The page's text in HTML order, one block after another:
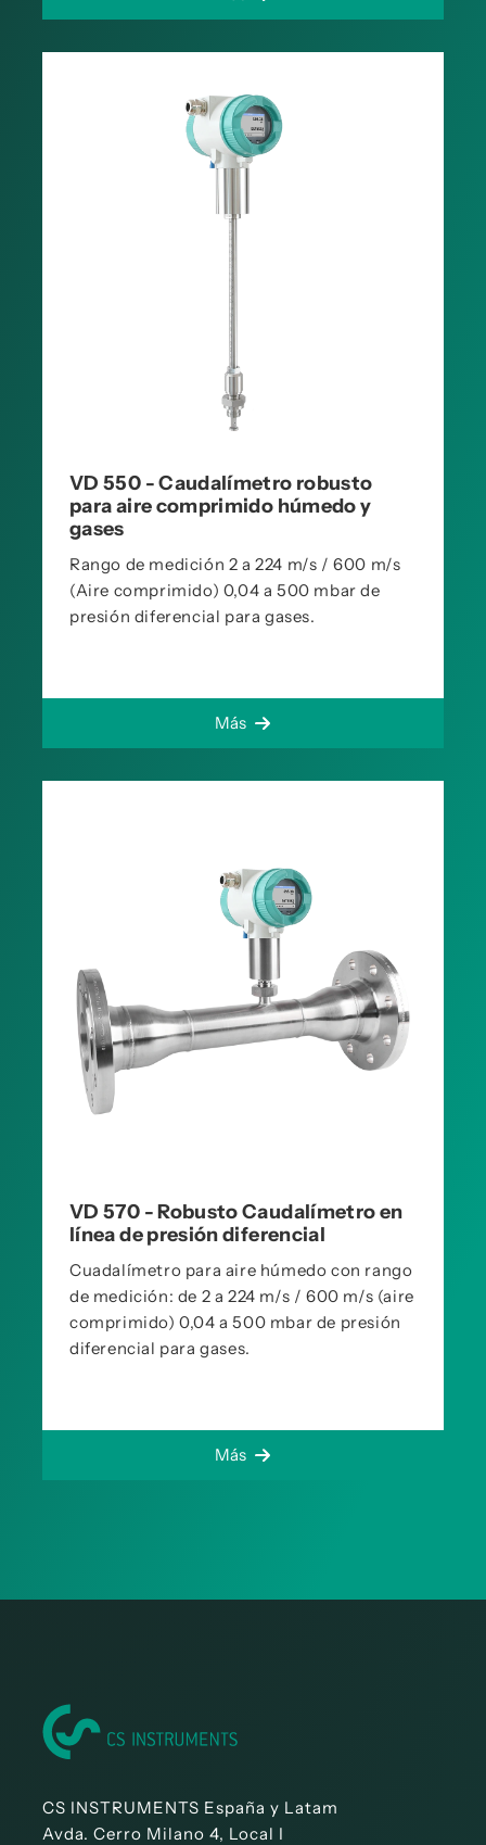
VD 550 - Caudalímetro robusto
para aire comprimido húmedo y
gases
Rango de medición 2 a 224 m/s / 600 m/s
(Aire comprimido) 0,04 a 500 mbar de
presión diferencial para gases.
Más
VD 570 - Robusto Caudalímetro en
línea de presión diferencial
Cuadalímetro para aire húmedo con rango
de medición: de 2 a 224 m/s / 600 m/s (aire
comprimido) 0,04 a 500 mbar de presión
diferencial para gases.
Más
CS INSTRUMENTS España y Latam
Avda. Cerro Milano 4, Local I